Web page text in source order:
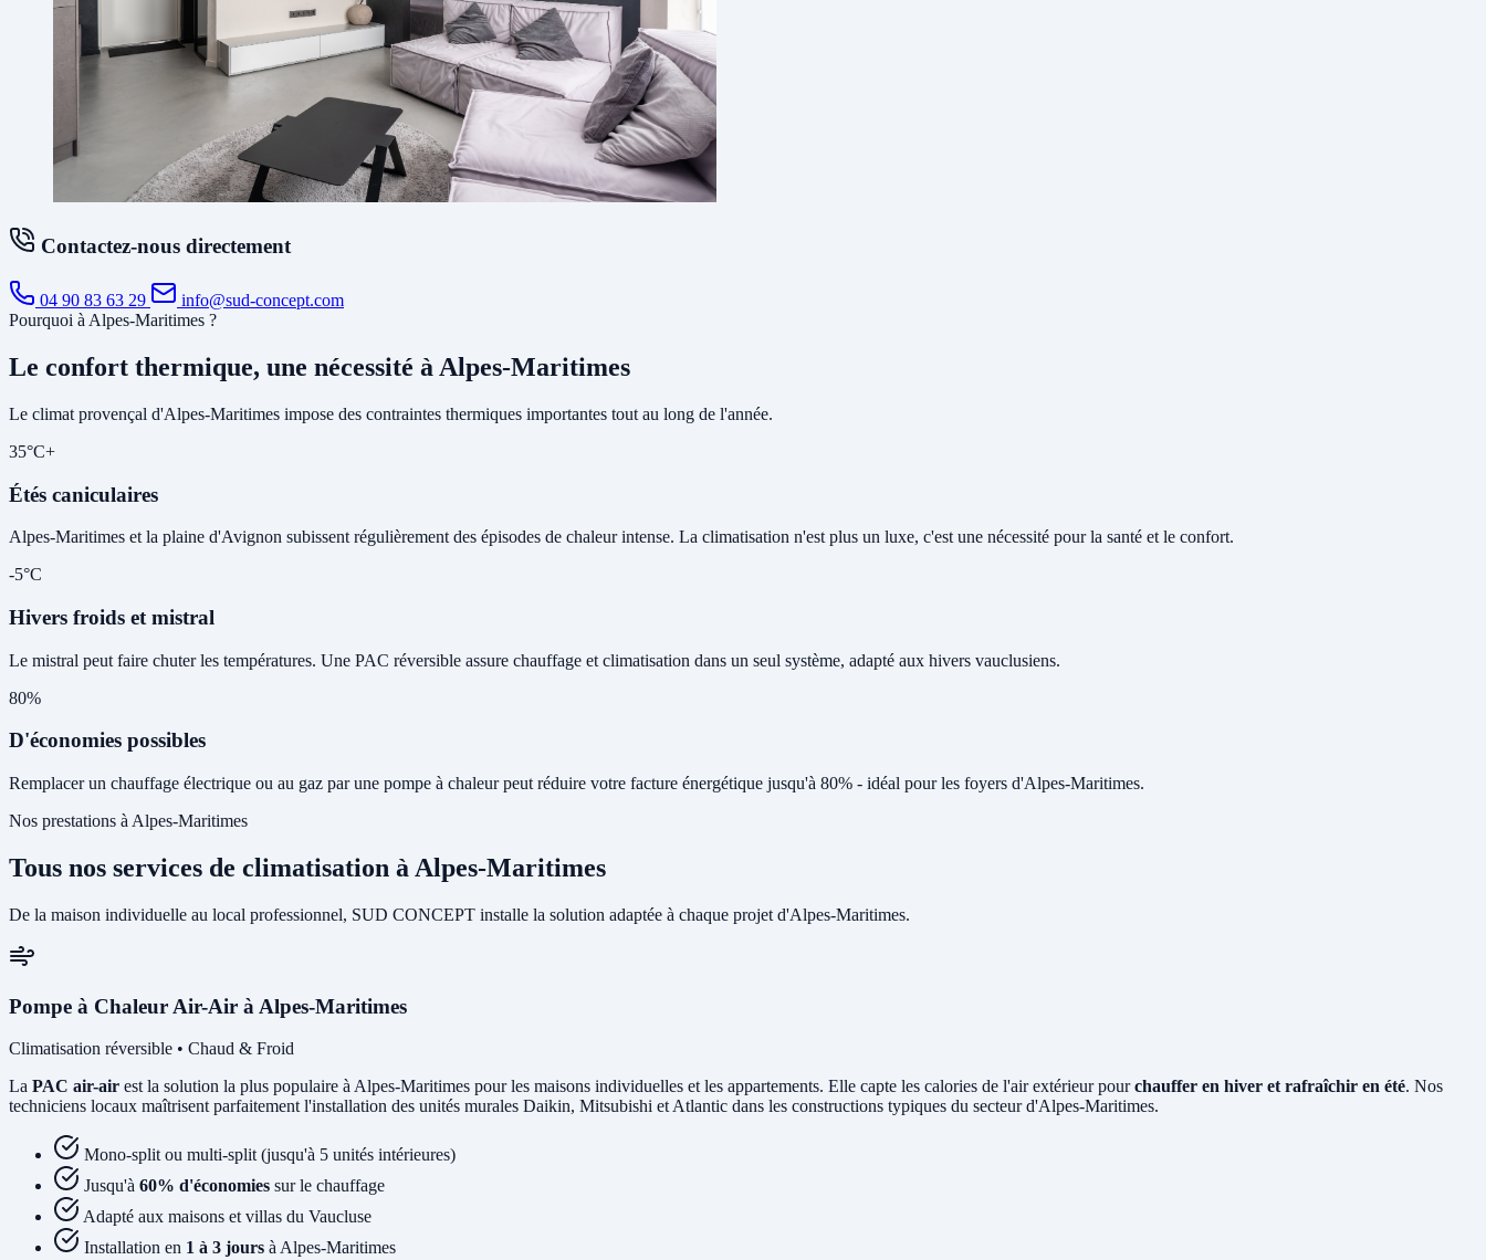
Contactez-nous directement
04 90 83 63 29
info@sud-concept.com
Pourquoi à Alpes-Maritimes ?
Le confort thermique, une nécessité à Alpes-Maritimes
Le climat provençal d'Alpes-Maritimes impose des contraintes thermiques importantes tout au long de l'année.
35°C+
Étés caniculaires
Alpes-Maritimes et la plaine d'Avignon subissent régulièrement des épisodes de chaleur intense. La climatisation n'est plus un luxe, c'est une nécessité pour la santé et le confort.
-5°C
Hivers froids et mistral
Le mistral peut faire chuter les températures. Une PAC réversible assure chauffage et climatisation dans un seul système, adapté aux hivers vauclusiens.
80%
D'économies possibles
Remplacer un chauffage électrique ou au gaz par une pompe à chaleur peut réduire votre facture énergétique jusqu'à 80% - idéal pour les foyers d'Alpes-Maritimes.
Nos prestations à Alpes-Maritimes
Tous nos services de climatisation à Alpes-Maritimes
De la maison individuelle au local professionnel, SUD CONCEPT installe la solution adaptée à chaque projet d'Alpes-Maritimes.
Pompe à Chaleur Air-Air à Alpes-Maritimes
Climatisation réversible • Chaud & Froid
La PAC air-air est la solution la plus populaire à Alpes-Maritimes pour les maisons individuelles et les appartements. Elle capte les calories de l'air extérieur pourchauffer en hiver et rafraîchir en été. Nos
techniciens locaux maîtrisent parfaitement l'installation des unités murales Daikin, Mitsubishi et Atlantic dans les constructions typiques du secteur d'Alpes-Maritimes.
Mono-split ou multi-split (jusqu'à 5 unités intérieures)
Jusqu'à 60% d'économies sur le chauffage
Adapté aux maisons et villas du Vaucluse
Installation en 1 à 3 jours à Alpes-Maritimes